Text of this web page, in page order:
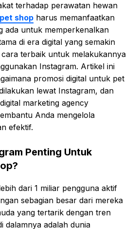
terhadap perawatan hewan
pet shop harus memanfaatkan
ada untuk memperkenalkan
di era digital yang semakin
cara terbaik untuk melakukannya
Instagram. Artikel ini
promosi digital untuk pet
lewat Instagram, dan
marketing agency
Anda mengelola
efektif.
Penting Untuk
dari 1 miliar pengguna aktif
sebagian besar dari mereka
yang tertarik dengan tren
dalamnya adalah dunia